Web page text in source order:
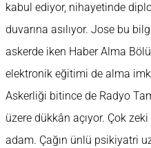
kabul ediyor, nihayetinde
duvarına asılıyor. Jose bu
askerde iken Haber Alma
elektronik eğitimi de alma
Askerliği bitince de Radyo
üzere dükkân açıyor. Çok
adam. Çağın ünlü psikiyatri